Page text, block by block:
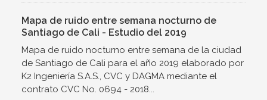
Mapa de ruido entre semana nocturno de
Santiago de Cali - Estudio del 2019
Mapa de ruido nocturno entre semana de la ciudad
de Santiago de Cali para el año 2019 elaborado por
K2 Ingeniería S.A.S., CVC y DAGMA mediante el
contrato CVC No. 0694 - 2018...